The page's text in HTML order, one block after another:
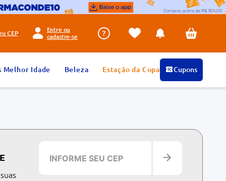
CEP
Entre ou
cadastre-se
Melhor Idade Beleza Estação da Copa Cupons